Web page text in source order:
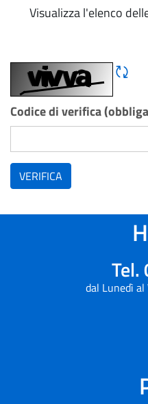
Visualizza l'elenco
Codice di verifica
VERIFICA
dal Lunedì